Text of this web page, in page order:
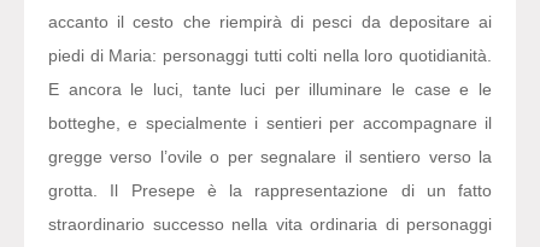
accanto il cesto che riempirà di pesci da depositare ai
piedi di Maria: personaggi tutti colti nella loro quotidianità.
E ancora le luci, tante luci per illuminare le case e le
botteghe, e specialmente i sentieri per accompagnare il
gregge verso l’ovile o per segnalare il sentiero verso la
grotta. Il Presepe è la rappresentazione di un fatto
straordinario successo nella vita ordinaria di personaggi